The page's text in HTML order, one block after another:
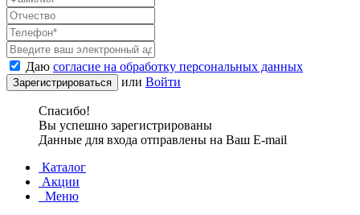
Даю согласие на обработку персональных данных
или Войти
Спасибо!
Вы успешно зарегистрированы
Данные для входа отправлены на Ваш E-mail
Каталог
Акции
Меню